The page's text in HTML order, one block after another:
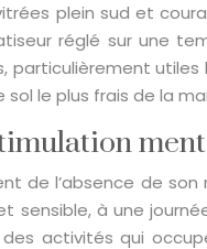
plein sud et
réglé sur une
le plus frais de la
de l’absence de
sensible, à une
activités qui